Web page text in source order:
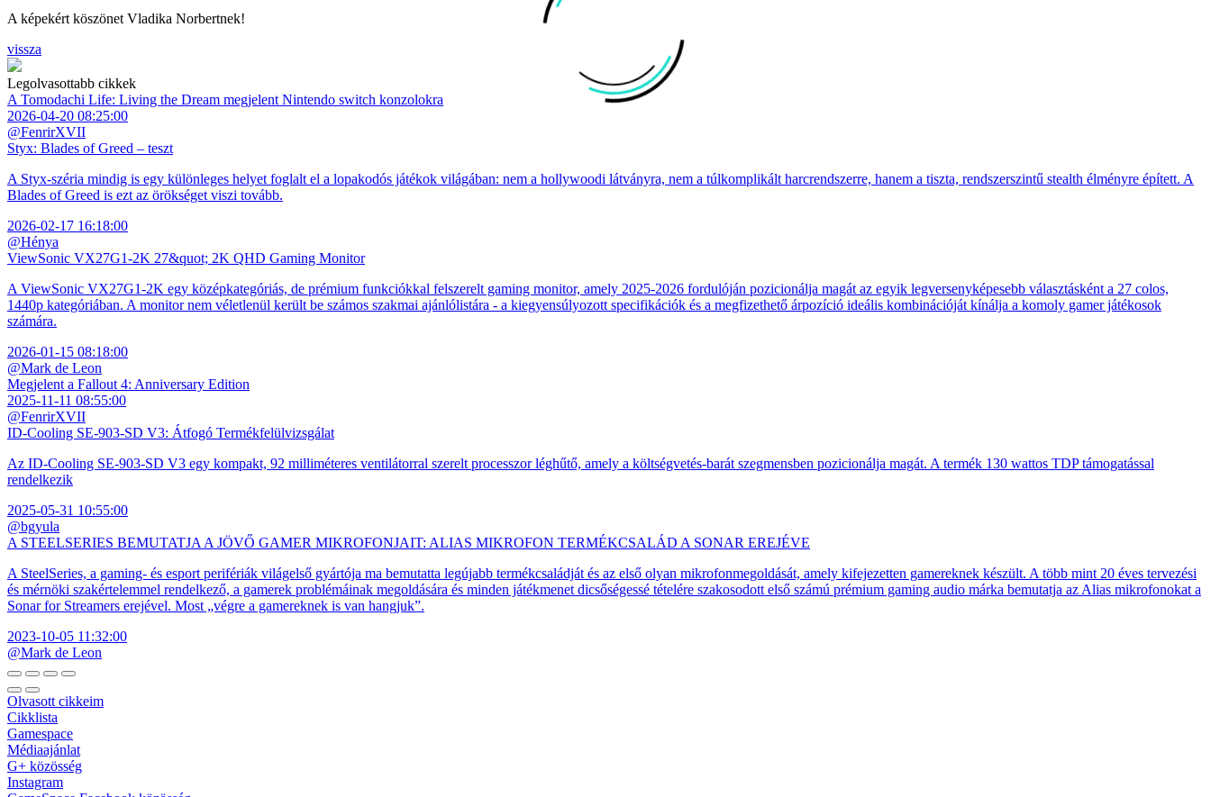
A képekért köszönet Vladika Norbertnek!
vissza
Legolvasottabb cikkek
A Tomodachi Life: Living the Dream megjelent Nintendo switch konzolokra
2026-04-20 08:25:00
@FenrirXVII
Styx: Blades of Greed – teszt
A Styx-széria mindig is egy különleges helyet foglalt el a lopakodós játékok világában: nem a hollywoodi látványra, nem a túlkomplikált harcrendszerre, hanem a tiszta, rendszerszintű stealth élményre épített. A
Blades of Greed is ezt az örökséget viszi tovább.
2026-02-17 16:18:00
@Hénya
ViewSonic VX27G1-2K 27&quot; 2K QHD Gaming Monitor
A ViewSonic VX27G1-2K egy középkategóriás, de prémium funkciókkal felszerelt gaming monitor, amely 2025-2026 fordulóján pozicionálja magát az egyik legversenyképesebb választásként a 27 colos,
1440p kategóriában. A monitor nem véletlenül került be számos szakmai ajánlólistára - a kiegyensúlyozott specifikációk és a megfizethető árpozíció ideális kombinációját kínálja a komoly gamer játékosok
számára.
2026-01-15 08:18:00
@Mark de Leon
Megjelent a Fallout 4: Anniversary Edition
2025-11-11 08:55:00
@FenrirXVII
ID-Cooling SE-903-SD V3: Átfogó Termékfelülvizsgálat
Az ID-Cooling SE-903-SD V3 egy kompakt, 92 milliméteres ventilátorral szerelt processzor léghűtő, amely a költségvetés-barát szegmensben pozicionálja magát. A termék 130 wattos TDP támogatással
rendelkezik
2025-05-31 10:55:00
@bgyula
A STEELSERIES BEMUTATJA A JÖVŐ GAMER MIKROFONJAIT: ALIAS MIKROFON TERMÉKCSALÁD A SONAR EREJÉVE
A SteelSeries, a gaming- és esport perifériák világelső gyártója ma bemutatta legújabb termékcsaládját és az első olyan mikrofonmegoldását, amely kifejezetten gamereknek készült. A több mint 20 éves tervezési
és mérnöki szakértelemmel rendelkező, a gamerek problémáinak megoldására és minden játékmenet dicsőségessé tételére szakosodott első számú prémium gaming audio márka bemutatja az Alias mikrofonokat a
Sonar for Streamers erejével. Most „végre a gamereknek is van hangjuk”.
2023-10-05 11:32:00
@Mark de Leon
Olvasott cikkeim
Cikklista
Gamespace
Médiaajánlat
G+ közösség
Instagram